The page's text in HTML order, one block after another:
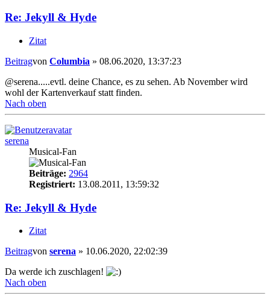
Re: Jekyll & Hyde
Zitat
Beitragvon Columbia » 08.06.2020, 13:37:23
@serena.....evtl. deine Chance, es zu sehen. Ab November wird
wohl der Kartenverkauf statt finden.
Nach oben
serena
Musical-Fan
Beiträge: 2964
Registriert: 13.08.2011, 13:59:32
Re: Jekyll & Hyde
Zitat
Beitragvon serena » 10.06.2020, 22:02:39
Da werde ich zuschlagen!
Nach oben